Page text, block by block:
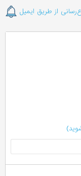
از طریق ایمیل